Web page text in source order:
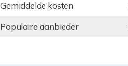
Gemiddelde kosten
Populaire aanbieder